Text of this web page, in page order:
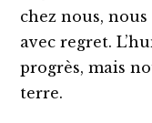
chez nous,
avec regret.
progrès, mais
terre.